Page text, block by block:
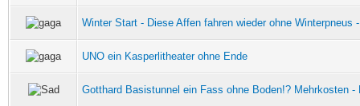
Winter Start - Diese Affen fahren wieder ohne Winterpneus
UNO ein Kasperlitheater ohne Ende
Gotthard Basistunnel ein Fass ohne Boden!? Mehrkosten -